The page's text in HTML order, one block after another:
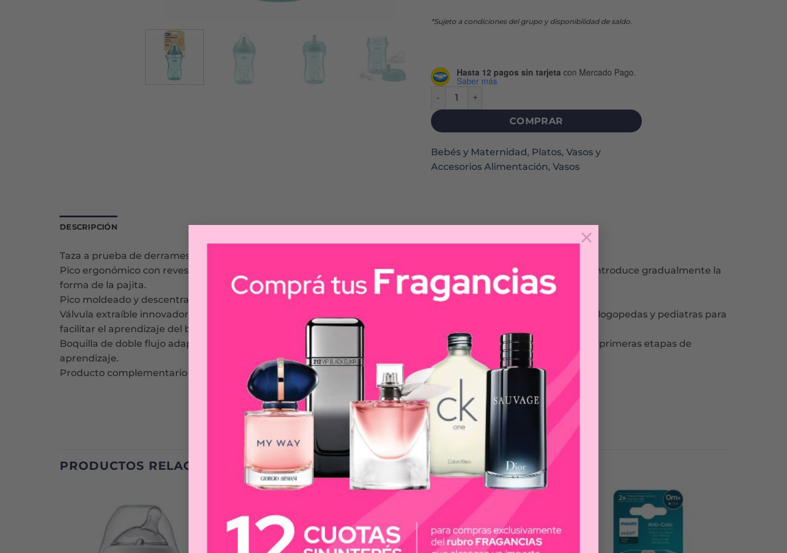
×
*Sujeto a condiciones del grupo y disponibilidad de saldo.
Hasta 12 pagos sin tarjeta con Mercado Pago.
Saber más
VASO ADVANCED CUP 12M+ X 266 ML CELESTE cantidad
COMPRAR
Bebés y Maternidad, Platos, Vasos y
Accesorios Alimentación, Vasos
DESCRIPCIÓN
Taza a prueba de derrames, ergonómica y fácil de agarrar.
Pico ergonómico con revestimiento suave y resistente a mordidas. Boquilla de entrenamiento redondeada que introduce gradualmente la
forma de la pajita.
Pico moldeado y descentralizado que promueve una postura correcta del cuello al beber.
Válvula extraíble innovadora que asegura un flujo fácil y controlado, incluso sin válvula.Desarrollado con expertos logopedas y pediatras para
facilitar el aprendizaje del bebé.
Boquilla de doble flujo adaptable a las necesidades del niño. Anatómico y resistente a las mordidas, ideal para las primeras etapas de
aprendizaje.
Producto complementario que combina con otros colores, diseños y colecciones Chicco.
PRODUCTOS RELACIONADOS